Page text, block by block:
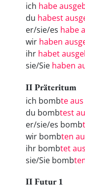
ich habe
du habest
er/sie/es habe
wir haben
ihr habet
sie/Sie haben
II Präteritum
ich bombte aus
du bombtest
er/sie/es bomb
wir bombten
ihr bombtet aus
sie/Sie bomb
II Futur 1